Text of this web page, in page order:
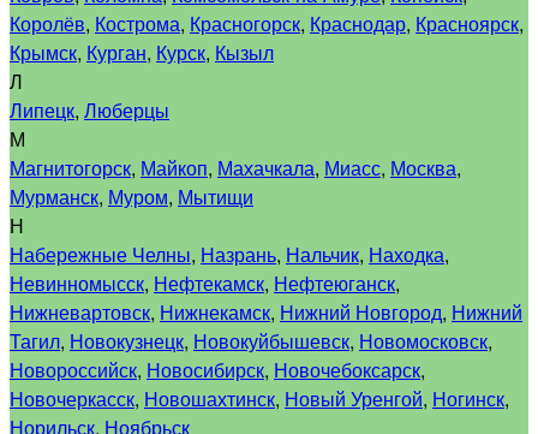
Королёв, Кострома, Красногорск, Краснодар, Красноярск,
Крымск, Курган, Курск, Кызыл
Л
Липецк, Люберцы
М
Магнитогорск, Майкоп, Махачкала, Миасс, Москва,
Мурманск, Муром, Мытищи
Н
Набережные Челны, Назрань, Нальчик, Находка,
Невинномысск, Нефтекамск, Нефтеюганск,
Нижневартовск, Нижнекамск, Нижний Новгород, Нижний
Тагил, Новокузнецк, Новокуйбышевск, Новомосковск,
Новороссийск, Новосибирск, Новочебоксарск,
Новочеркасск, Новошахтинск, Новый Уренгой, Ногинск,
Норильск, Ноябрьск